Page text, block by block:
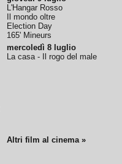
L'Hangar Rosso
Il mondo oltre
Election Day
165' Mineurs
mercoledì 8 luglio
La casa - Il rogo del male
Altri film al cinema »